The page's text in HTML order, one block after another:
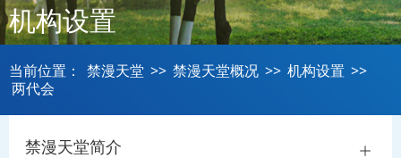
机构设置
当前位置： 禁漫天堂 >> 禁漫天堂概况 >> 机构设置 >>
两代会
禁漫天堂简介